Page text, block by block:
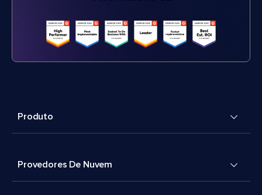
Produto
Provedores De Nuvem